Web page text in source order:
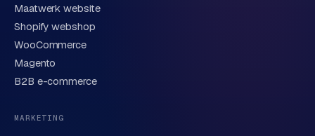
Korte omschrijving van je vraag of project
Maatwerk website
Shopify webshop
WooCommerce
Magento
B2B e-commerce
MARKETING